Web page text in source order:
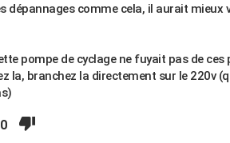
dépannages comme cela, il aurait mieux
pompe de cyclage ne fuyait pas de
la, branchez la directement sur le 220v
0